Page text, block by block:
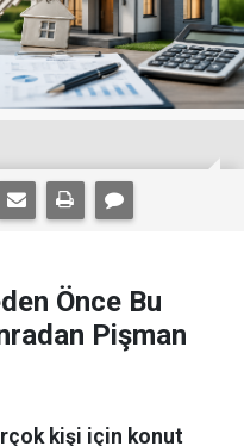
Önce Bu
Pişman
kişi için konut